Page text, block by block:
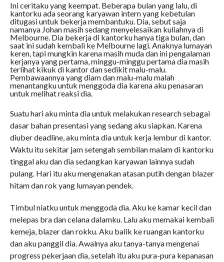
Ini ceritaku yang keempat. Beberapa bulan yang lalu, di
kantorku ada seorang karyawan intern yang kebetulan
ditugasi untuk bekerja membantuku. Dia, sebut saja
namanya Johan masih sedang menyelesaikan kuliahnya di
Melbourne. Dia bekerja di kantorku hanya tiga bulan, dan
saat ini sudah kembali ke Melbourne lagi. Anaknya lumayan
keren, tapi mungkin karena masih muda dan ini pengalaman
kerjanya yang pertama, minggu-minggu pertama dia masih
terlihat kikuk di kantor dan sedikit malu-malu.
Pembawaannya yang diam dan malu-malu malah
menantangku untuk menggoda dia karena aku penasaran
untuk melihat reaksi dia.
Suatu hari aku minta dia untuk melakukan research sebagai
dasar bahan presentasi yang sedang aku siapkan. Karena
diuber deadline, aku minta dia untuk kerja lembur di kantor.
Waktu itu sekitar jam setengah sembilan malam di kantorku
tinggal aku dan dia sedangkan karyawan lainnya sudah
pulang. Hari itu aku mengenakan atasan putih dengan blazer
hitam dan rok yang lumayan pendek.
Timbul niatku untuk menggoda dia. Aku ke kamar kecil dan
melepas bra dan celana dalamku. Lalu aku memakai kembali
kemeja, blazer dan rokku. Aku balik ke ruangan kantorku
dan aku panggil dia. Awalnya aku tanya-tanya mengenai
progress pekerjaan dia, setelah itu aku pura-pura kepanasan